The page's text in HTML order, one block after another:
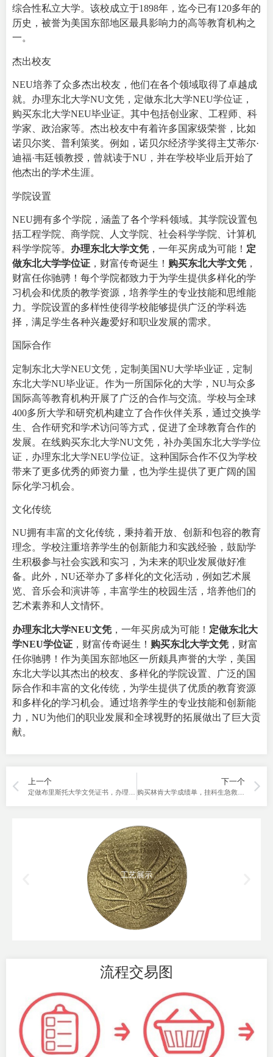
综合性私立大学。该校成立于1898年，迄今已有120多年的
历史，被誉为美国东部地区最具影响力的高等教育机构之
一。
杰出校友
NEU培养了众多杰出校友，他们在各个领域取得了卓越成
就。办理东北大学NU文凭，定做东北大学NEU学位证，
购买东北大学NEU毕业证。其中包括创业家、工程师、科
学家、政治家等。杰出校友中有着许多国家级荣誉，比如
诺贝尔奖、普利策奖。例如，诺贝尔经济学奖得主艾蒂尔·
迪福·韦廷顿教授，曾就读于NU，并在学校毕业后开始了
他杰出的学术生涯。
学院设置
NEU拥有多个学院，涵盖了各个学科领域。其学院设置包
括工程学院、商学院、人文学院、社会科学学院、计算机
科学学院等。 办理东北大学文凭 ，一年买房成为可能！ 定
做东北大学学位证 ，财富传奇诞生！ 购买东北大学文凭 ，
财富任你驰骋！每个学院都致力于为学生提供多样化的学
习机会和优质的教学资源，培养学生的专业技能和思维能
力。学院设置的多样性使得学校能够提供广泛的学科选
择，满足学生各种兴趣爱好和职业发展的需求。
国际合作
定制东北大学NEU文凭，定制美国NU大学毕业证，定制
东北大学NU毕业证。作为一所国际化的大学，NU与众多
国际高等教育机构开展了广泛的合作与交流。学校与全球
400多所大学和研究机构建立了合作伙伴关系，通过交换学
生、合作研究和学术访问等方式，促进了全球教育合作的
发展。在线购买东北大学NU文凭，补办美国东北大学学位
证，办理东北大学NEU学位证。这种国际合作不仅为学校
带来了更多优秀的师资力量，也为学生提供了更广阔的国
际化学习机会。
文化传统
NU拥有丰富的文化传统，秉持着开放、创新和包容的教育
理念。学校注重培养学生的创新能力和实践经验，鼓励学
生积极参与社会实践和实习，为未来的职业发展做好准
备。此外，NU还举办了多样化的文化活动，例如艺术展
览、音乐会和演讲等，丰富学生的校园生活，培养他们的
艺术素养和人文情怀。
办理东北大学NEU文凭 ，一年买房成为可能！ 定做东北大
学NEU学位证 ，财富传奇诞生！ 购买东北大学文凭 ，财富
任你驰骋！作为美国东部地区一所颇具声誉的大学，美国
东北大学以其杰出的校友、多样化的学院设置、广泛的国
际合作和丰富的文化传统，为学生提供了优质的教育资源
和多样化的学习机会。通过培养学生的专业技能和创新能
力，NU为他们的职业发展和全球视野的拓展做出了巨大贡
献。
上一个 下一个
购买林肯大学成绩单，挂科生急救手册！
工艺展示
流程交易图